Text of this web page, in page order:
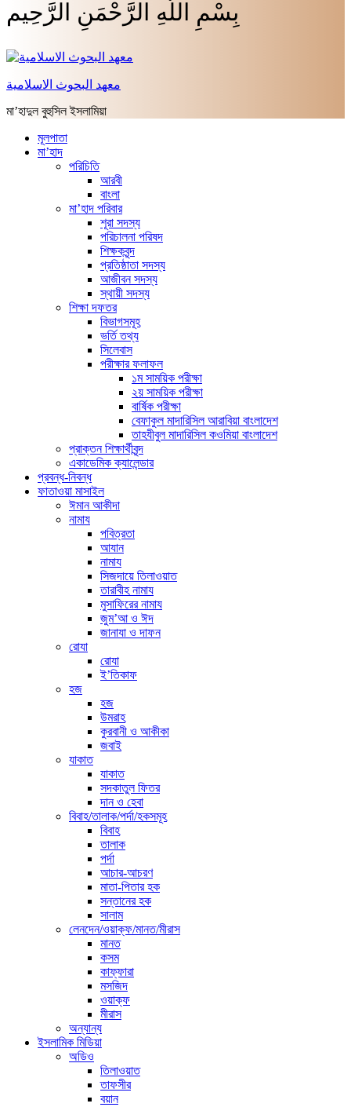
بِسْمِ اللَّهِ الرَّحْمَنِ الرَّحِيم
معهد البحوث الاسلامية
মা’হাদুল বুহুসিল ইসলামিয়া
মূলপাতা
মা’হাদ
পরিচিতি
আরবী
বাংলা
মা’হাদ পরিবার
শূরা সদস্য
পরিচালনা পরিষদ
শিক্ষকবৃন্দ
প্রতিষ্ঠাতা সদস্য
আজীবন সদস্য
স্থায়ী সদস্য
শিক্ষা দফতর
বিভাগসমূহ
ভর্তি তথ্য
সিলেবাস
পরীক্ষার ফলাফল
১ম সাময়িক পরীক্ষা
২য় সাময়িক পরীক্ষা
বার্ষিক পরীক্ষা
বেফাকুল মাদারিসিল আরাবিয়া বাংলাদেশ
তাহযীবুল মাদারিসিল কওমিয়া বাংলাদেশ
প্রাক্তন শিক্ষার্থীবৃন্দ
একাডেমিক ক্যালেন্ডার
প্রবন্ধ-নিবন্ধ
ফাতাওয়া মাসাইল
ঈমান আকীদা
নামায
পবিত্রতা
আযান
নামায
সিজদায়ে তিলাওয়াত
তারাবীহ নামায
মুসাফিরের নামায
জুম’আ ও ঈদ
জানাযা ও দাফন
রোযা
রোযা
ই’তিকাফ
হজ
হজ
উমরাহ
কুরবানী ও আকীকা
জবাই
যাকাত
যাকাত
সদকাতুল ফিতর
দান ও হেবা
বিবাহ/তালাক/পর্দা/হকসমূহ
বিবাহ
তালাক
পর্দা
আচার-আচরণ
মাতা-পিতার হক
সন্তানের হক
সালাম
লেনদেন/ওয়াক্ফ/মানত/মীরাস
মানত
কসম
কাফ্ফারা
মসজিদ
ওয়াক্ফ
মীরাস
অন্যান্য
ইসলামিক মিডিয়া
অডিও
তিলাওয়াত
তাফসীর
বয়ান